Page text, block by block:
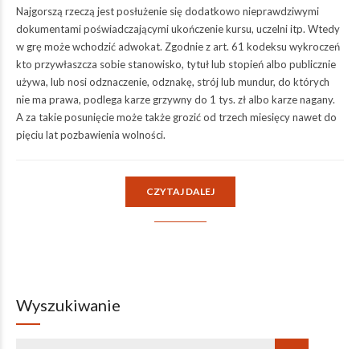
Najgorszą rzeczą jest posłużenie się dodatkowo nieprawdziwymi
dokumentami poświadczającymi ukończenie kursu, uczelni itp. Wtedy
w grę może wchodzić adwokat. Zgodnie z art. 61 kodeksu wykroczeń
kto przywłaszcza sobie stanowisko, tytuł lub stopień albo publicznie
używa, lub nosi odznaczenie, odznakę, strój lub mundur, do których
nie ma prawa, podlega karze grzywny do 1 tys. zł albo karze nagany.
A za takie posunięcie może także grozić od trzech miesięcy nawet do
pięciu lat pozbawienia wolności.
CZYTAJ DALEJ
Wyszukiwanie